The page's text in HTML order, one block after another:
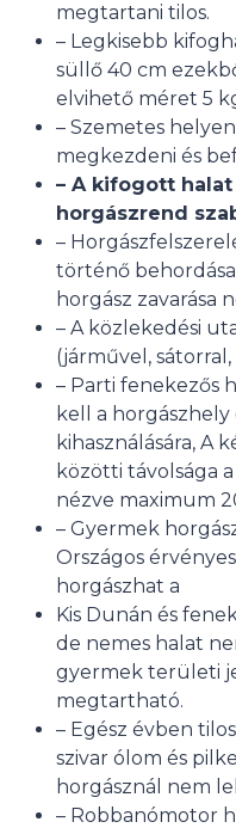
Süti
A legjobb élmény biztosítása
és/vagy eléréséhez olyan
(cookie-k). Amennyiben
olyan adatokat dolgozhatunk
egyedi azonosítók ezen a
vagy visszavonása bizonyos
hátrányosan érinthet.
megtartani tilos.
– Legkisebb
süllő 40 cm
elvihető méret 5
– Szemetes
megkezdeni és
– A kifogott
horgászrend
–
történő
horgász zavarása
– A közlekedési
(járművel,
– Parti fenekezős
kell a horgászhely
kihasználására, A
közötti távolsága
nézve maximum
– Gyermek
Országos
horgászhat a
Kis Dunán és
de nemes halat
gyermek területi
megtartható.
– Egész évben
szivar ólom és
horgásznál nem
– Robbanómotor